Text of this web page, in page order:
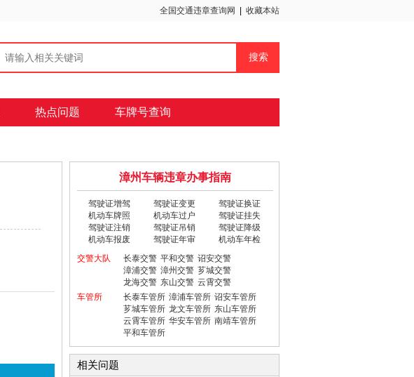
全国交通违章查询网 收藏本站
热点问题 车牌号查询
漳州车辆违章办事指南
驾驶证增驾 驾驶证变更
驾驶证换证
机动车牌照
机动车过户
驾驶证挂失
驾驶证注销
驾驶证吊销
驾驶证降级
机动车报废
驾驶证年审
机动车年检
交警大队
长泰交警 平和交警 诏安交警
漳浦交警 漳州交警 芗城交警
龙海交警 东山交警 云霄交警
车管所
长泰车管所 漳浦车管所 诏安车管所
芗城车管所 龙文车管所 东山车管所
云霄车管所 华安车管所 南靖车管所
平和车管所
相关问题